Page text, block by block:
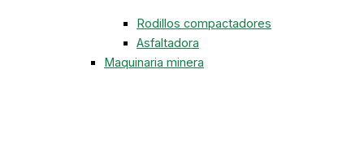
Rodillos compactadores
Asfaltadora
Maquinaria minera